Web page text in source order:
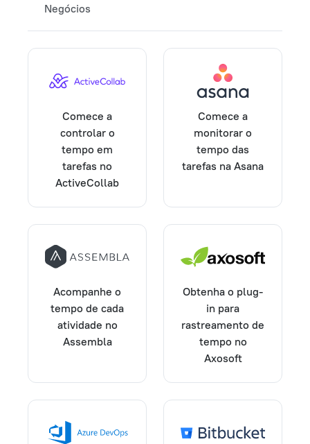
Comece a
controlar o
tempo em
tarefas no
ActiveCollab
Comece a
monitorar o
tempo das
tarefas na Asana
Acompanhe o
tempo de cada
atividade no
Assembla
Obtenha o plug-
in para
rastreamento de
tempo no
Axosoft
Negócios